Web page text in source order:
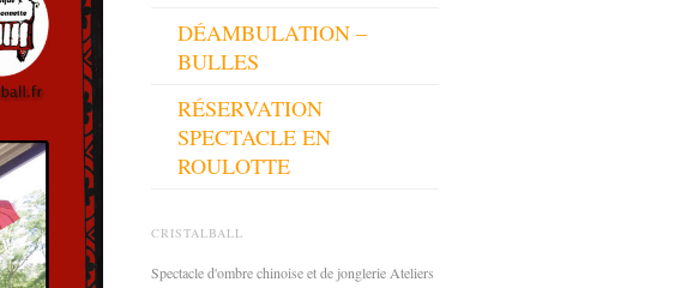
DÉAMBULATION –
BULLES
RÉSERVATION
SPECTACLE EN
ROULOTTE
CRISTALBALL
Spectacle d'ombre chinoise et de jonglerie Ateliers